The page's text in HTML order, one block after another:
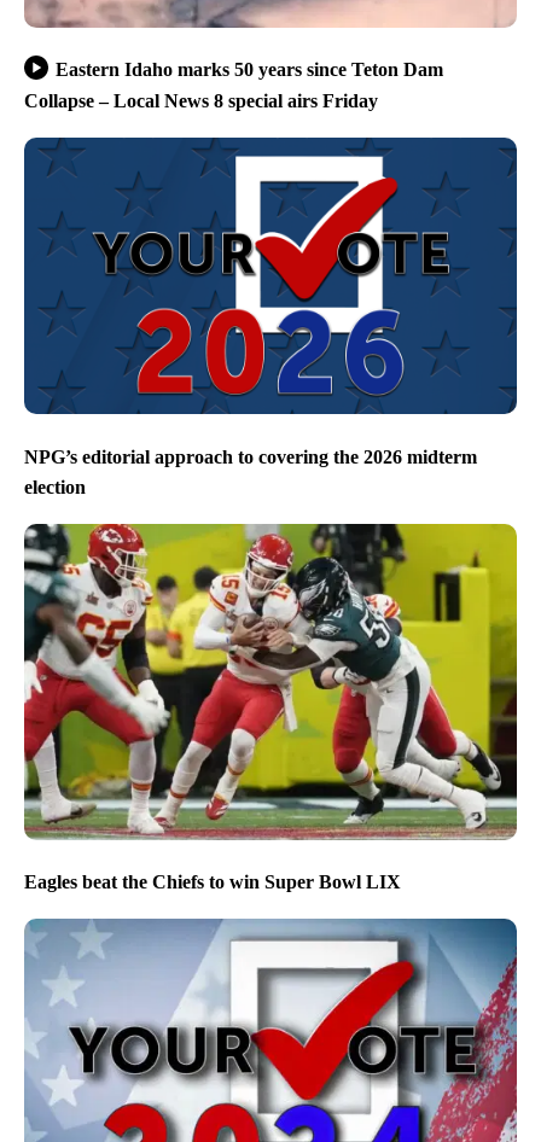
Eastern Idaho marks 50 years since Teton Dam
Collapse – Local News 8 special airs Friday
NPG’s editorial approach to covering the 2026 midterm
election
Eagles beat the Chiefs to win Super Bowl LIX